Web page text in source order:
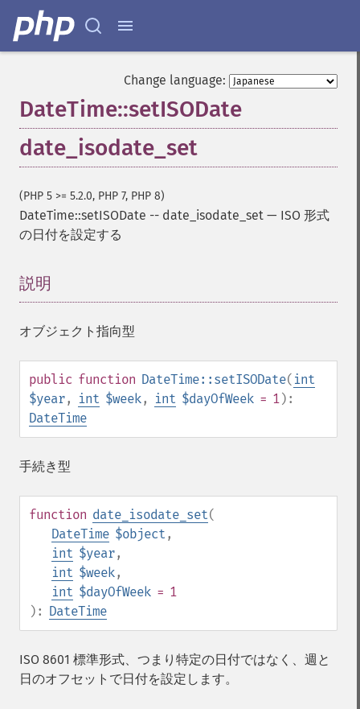
Change language:
DateTime::setISODate
date_isodate_set
(PHP 5 >= 5.2.0, PHP 7, PHP 8)
DateTime::setISODate -- date_isodate_set — ISO 形式
の日付を設定する
説明
オブジェクト指向型
public function DateTime::setISODate( int
$year, int $week, int $dayOfWeek = 1):
DateTime
手続き型
function date_isodate_set(
DateTime $object ,
int $year,
int $week,
int $dayOfWeek = 1
): DateTime
ISO 8601 標準形式、つまり特定の日付ではなく、週と
日のオフセットで日付を設定します。